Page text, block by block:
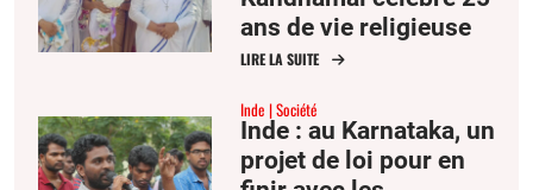
ans de vie religieuse
LIRE LA SUITE
Inde Société
Inde : au Karnataka, un
projet de loi pour en